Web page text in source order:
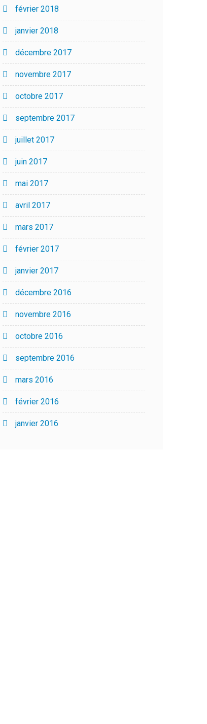
février 2018
janvier 2018
décembre 2017
novembre 2017
octobre 2017
septembre 2017
juillet 2017
juin 2017
mai 2017
avril 2017
mars 2017
février 2017
janvier 2017
décembre 2016
novembre 2016
octobre 2016
septembre 2016
mars 2016
février 2016
janvier 2016